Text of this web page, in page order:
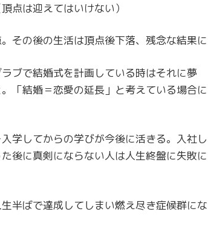
点は迎えてはいけない）
その後の生活は頂点後下落、残念な結果に
ブで結婚式を計画している時はそれに夢
「結婚＝恋愛の延長」と考えている場合に
学してからの学びが今後に活きる。入社し
後に真剣にならない人は人生終盤に失敗に
半ばで達成してしまい燃え尽き症候群にな